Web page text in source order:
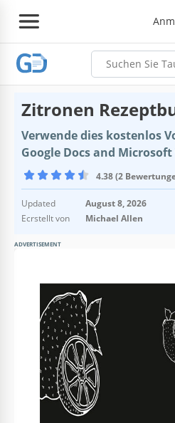
Zitronen
Verwende dies kostenlos
Google Docs and Microsoft
4.38 (2
Updated
August 8, 2026
Ecrstellt von
Michael Allen
ADVERTISEMENT